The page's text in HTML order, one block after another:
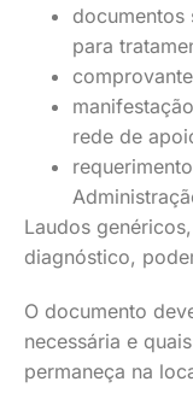
documentos
para
rede de
Laudos
diagnóstico,
O documento
necessária e
permaneça na